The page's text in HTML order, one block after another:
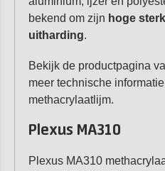
bekend om zijn hoge
uitharding.
Bekijk de productpagina
meer technische
methacrylaatlijm.
Plexus MA310
Plexus MA310